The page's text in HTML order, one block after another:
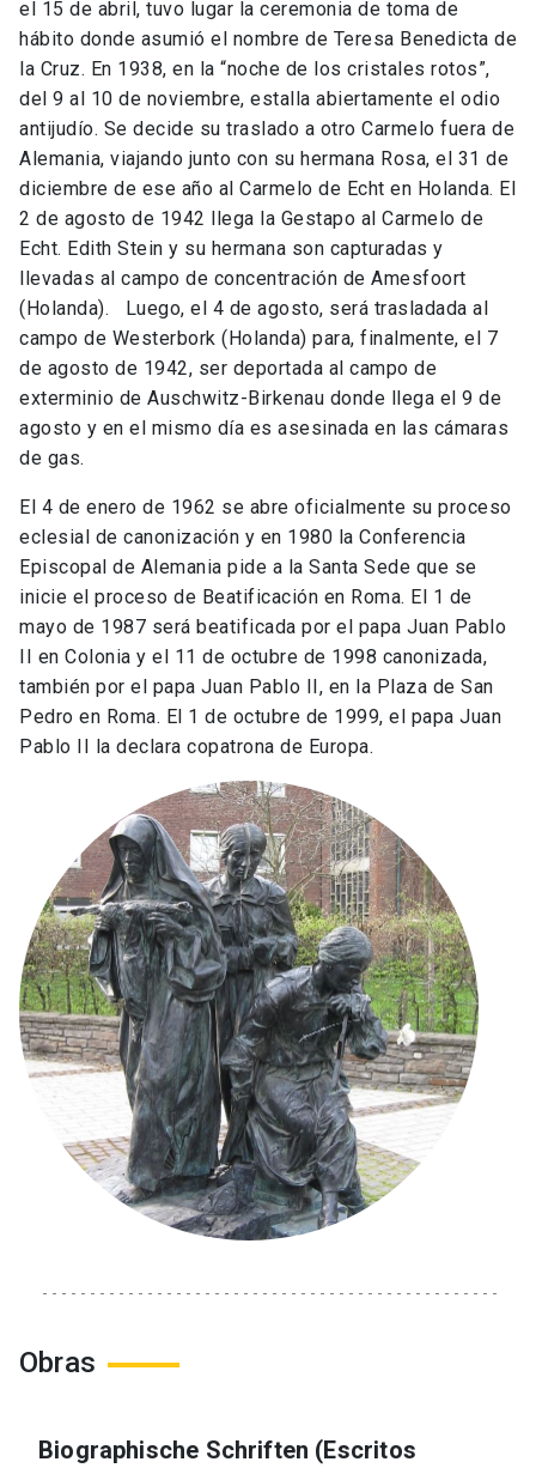
el 15 de abril, tuvo lugar la ceremonia de toma de
hábito donde asumió el nombre de Teresa Benedicta de
la Cruz. En 1938, en la “noche de los cristales rotos”,
del 9 al 10 de noviembre, estalla abiertamente el odio
antijudío. Se decide su traslado a otro Carmelo fuera de
Alemania, viajando junto con su hermana Rosa, el 31 de
diciembre de ese año al Carmelo de Echt en Holanda. El
2 de agosto de 1942 llega la Gestapo al Carmelo de
Echt. Edith Stein y su hermana son capturadas y
llevadas al campo de concentración de Amesfoort
(Holanda). Luego, el 4 de agosto, será trasladada al
campo de Westerbork (Holanda) para, finalmente, el 7
de agosto de 1942, ser deportada al campo de
exterminio de Auschwitz-Birkenau donde llega el 9 de
agosto y en el mismo día es asesinada en las cámaras
de gas.
El 4 de enero de 1962 se abre oficialmente su proceso
eclesial de canonización y en 1980 la Conferencia
Episcopal de Alemania pide a la Santa Sede que se
inicie el proceso de Beatificación en Roma. El 1 de
mayo de 1987 será beatificada por el papa Juan Pablo
II en Colonia y el 11 de octubre de 1998 canonizada,
también por el papa Juan Pablo II, en la Plaza de San
Pedro en Roma. El 1 de octubre de 1999, el papa Juan
Pablo II la declara copatrona de Europa.
Obras
Biographische Schriften (Escritos